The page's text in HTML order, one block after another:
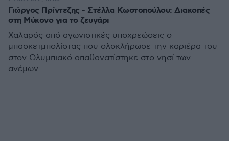
Γιώργος Πρίντεζης - Στέλλα Κωστοπούλου: Διακοπές
στη Μύκονο για το ζευγάρι
Χαλαρός από αγωνιστικές υποχρεώσεις ο
μπασκετμπολίστας που ολοκλήρωσε την καριέρα του
στον Ολυμπιακό απαθανατίστηκε στο νησί των
ανέμων